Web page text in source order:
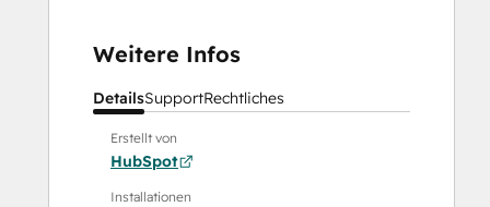
Weitere Infos
DetailsSupportRechtliches
Erstellt von
HubSpot
Installationen